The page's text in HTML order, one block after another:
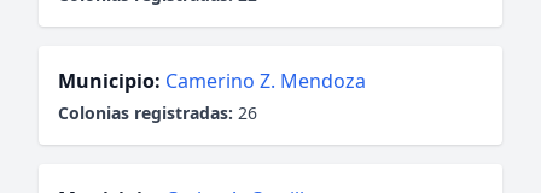
Municipio: Camerino Z. Mendoza
Colonias registradas: 26